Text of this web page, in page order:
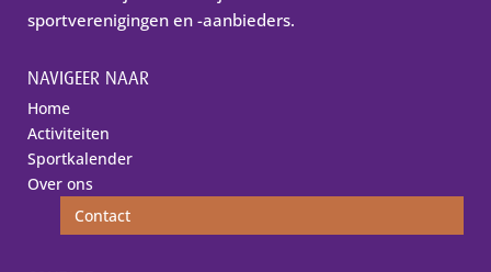
sportverenigingen en -aanbieders.
NAVIGEER NAAR
Home
Activiteiten
Sportkalender
Over ons
Contact